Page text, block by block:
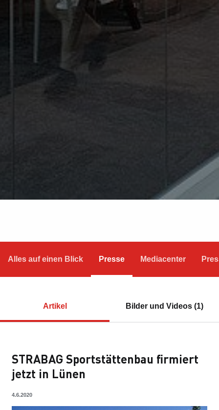
Alles auf einen Blick Presse Mediacenter
Artikel Bilder und Videos (1)
STRABAG Sportstättenbau firmiert
jetzt in Lünen
4.6.2020